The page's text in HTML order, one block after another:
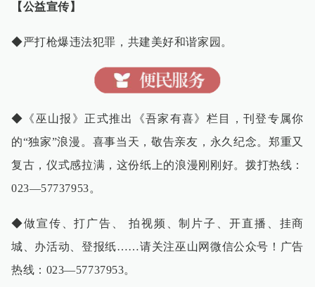
【公益宣传】
◆严打枪爆违法犯罪，共建美好和谐家园。
◆《巫山报》正式推出《吾家有喜》栏目，刊登专属你
的“独家”浪漫。喜事当天，敬告亲友，永久纪念。郑重又
复古，仪式感拉满，这份纸上的浪漫刚刚好。拨打热线：
023—57737953。
◆做宣传、打广告、 拍视频、制片子、开直播、挂商
城、办活动、登报纸……请关注巫山网微信公众号！广告
热线：023—57737953。